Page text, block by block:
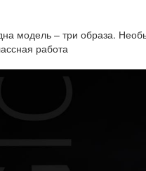
модель – три образа.
работа